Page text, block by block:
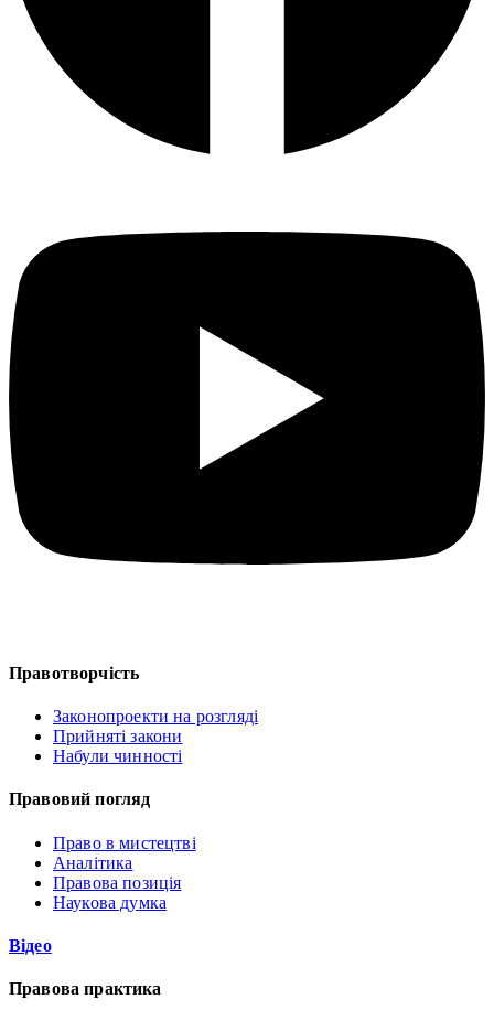
Правотворчість
Законопроекти на розгляді
Прийняті закони
Набули чинності
Правовий погляд
Право в мистецтві
Аналітика
Правова позиція
Наукова думка
Відео
Правова практика